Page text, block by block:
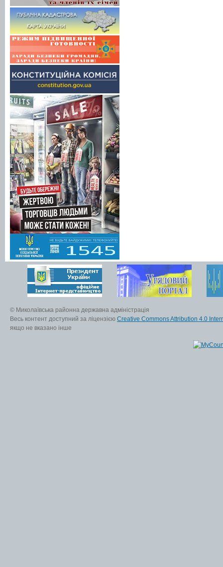
© Миколаївська районна державна адміністрація
Весь контент доступний за ліцензією Creative Commons Attribution 4.0
якщо не вказано інше